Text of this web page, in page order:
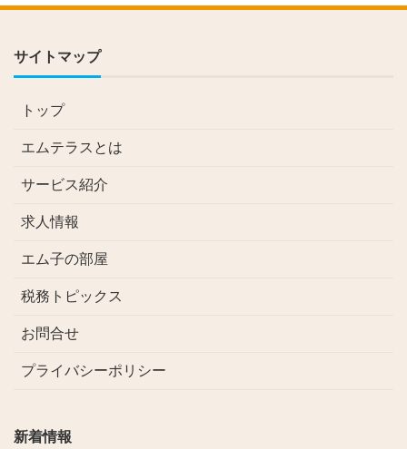
サイトマップ
トップ
エムテラスとは
サービス紹介
求人情報
エム子の部屋
税務トピックス
お問合せ
プライバシーポリシー
新着情報